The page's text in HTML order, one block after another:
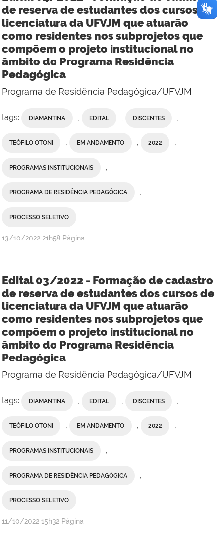
de reserva de estudantes dos cursos de
licenciatura da UFVJM que atuarão
como residentes nos subprojetos que
compõem o projeto institucional no
âmbito do Programa Residência
Pedagógica
Programa de Residência Pedagógica/UFVJM
tags: DIAMANTINA , EDITAL , DISCENTES ,
TEÓFILO OTONI , EM ANDAMENTO , 2022 ,
PROGRAMAS INSTITUCIONAIS ,
PROGRAMA DE RESIDÊNCIA PEDAGÓGICA ,
PROCESSO SELETIVO
publicado
13/10/2022 21h58 Página
Edital 03/2022 - Formação de cadastro
de reserva de estudantes dos cursos de
licenciatura da UFVJM que atuarão
como residentes nos subprojetos que
compõem o projeto institucional no
âmbito do Programa Residência
Pedagógica
Programa de Residência Pedagógica/UFVJM
tags: DIAMANTINA EDITAL DISCENTES
TEÓFILO OTONI EM ANDAMENTO 2022
PROGRAMAS INSTITUCIONAIS
PROGRAMA DE RESIDÊNCIA PEDAGÓGICA
PROCESSO SELETIVO
publicado
11/10/2022 15h32 Página